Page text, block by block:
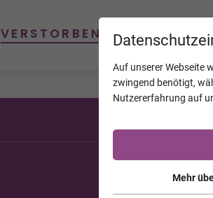
Sie sind
>>
Auf unserer Webseite
zwingend benötigt,
Nutzererfahrung auf
Mehr
VERSTORBENE KALENDER